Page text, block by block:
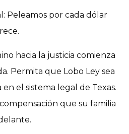
Peleamos por cada dólar
hacia la justicia comienza
Permita que Lobo Ley sea
el sistema legal de Texas.
que su familia